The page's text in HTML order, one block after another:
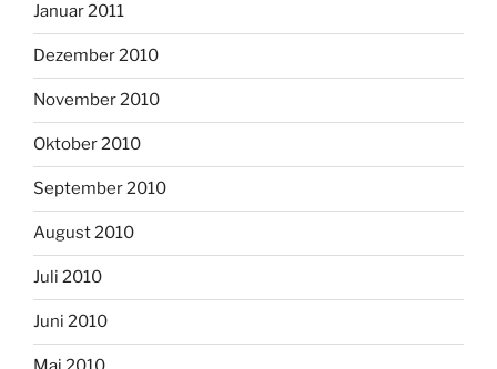
Januar 2011
Dezember 2010
November 2010
Oktober 2010
September 2010
August 2010
Juli 2010
Juni 2010